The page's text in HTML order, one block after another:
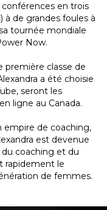
en trois
à de grandes foules à
tournée mondiale
Now.
première classe de
a été choisie
seront les
ligne au Canada.
empire de coaching,
est devenue
coaching et du
rapidement le
de femmes.